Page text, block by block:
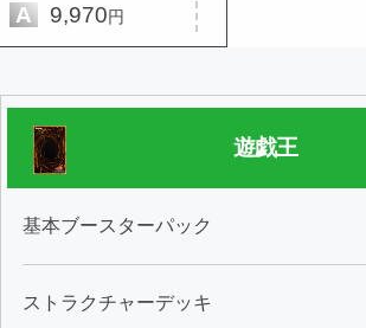
A 9,970円
遊戯王
基本ブースターパック
ストラクチャーデッキ